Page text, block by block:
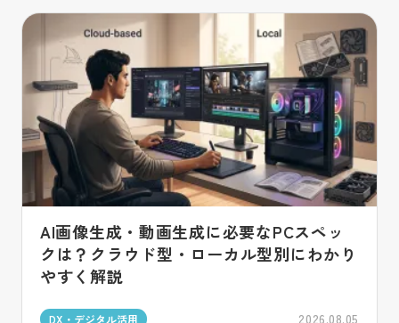
AI画像生成・動画生成に必要なPCスペッ
クは？クラウド型・ローカル型別にわかり
やすく解説
DX・デジタル活用 2026.08.05